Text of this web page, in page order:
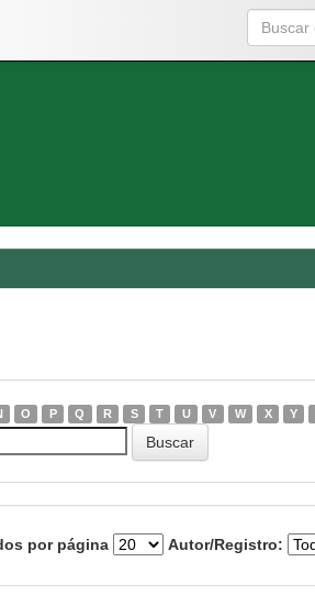
O P Q R S T U V W X Y
por página Autor/Registro: